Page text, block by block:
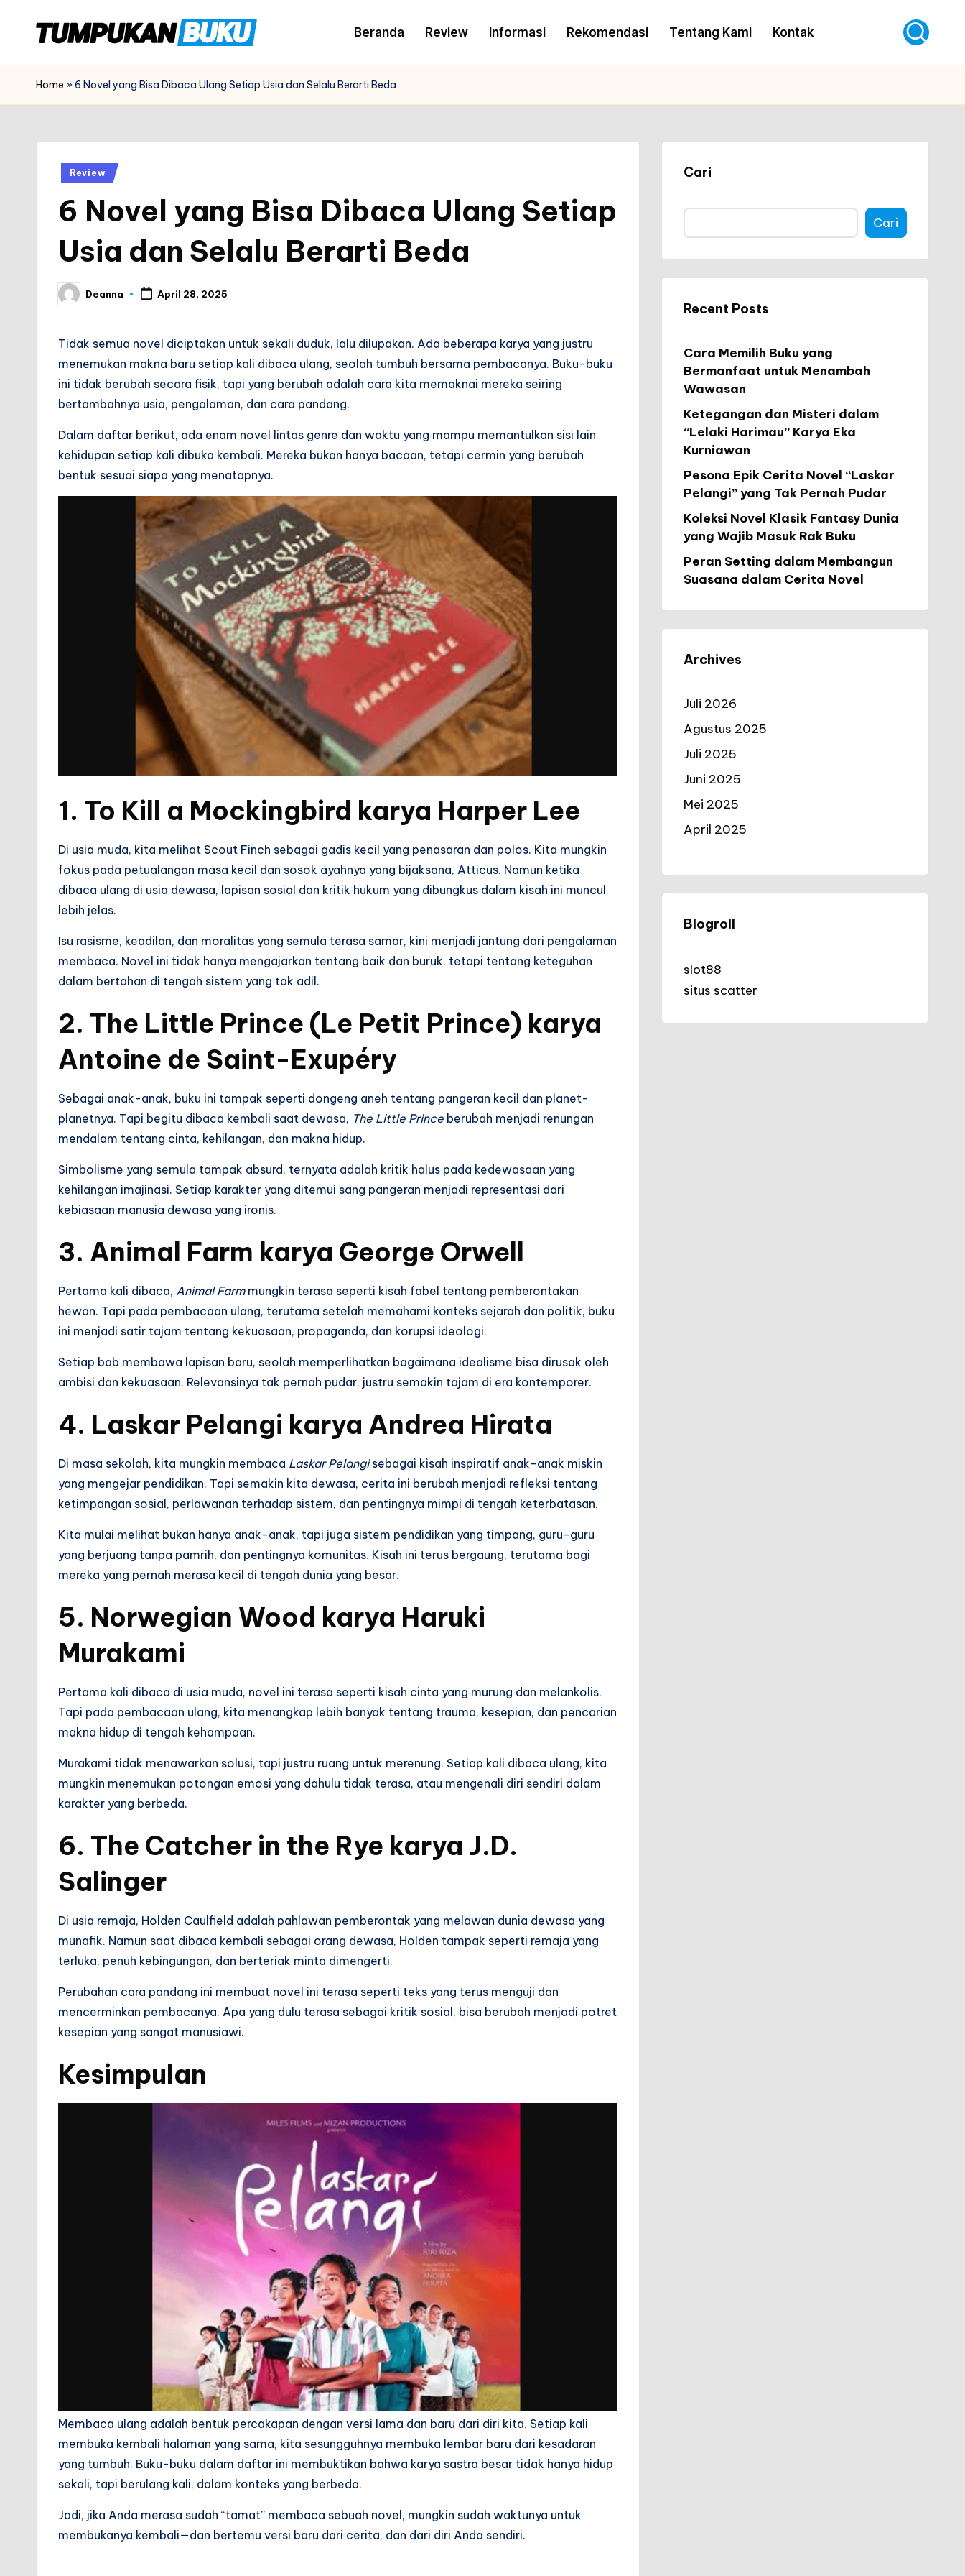
content
t
u
p
Beranda Review Informasi Rekomendasi Tentang Kami Kontak
Home »6 Novel yang Bisa Dibaca Ulang Setiap Usia dan Selalu Berarti Beda
Posted
Review
6 Novel yang Bisa Dibaca Ulang Setiap
Usia dan Selalu Berarti Beda
Posted
by
Deanna April 28, 2025
Tidak semua novel diciptakan untuk sekali duduk, lalu dilupakan. Ada beberapa karya yang justru
menemukan makna baru setiap kali dibaca ulang, seolah tumbuh bersama pembacanya. Buku-buku
ini tidak berubah secara fisik, tapi yang berubah adalah cara kita memaknai mereka seiring
bertambahnya usia, pengalaman, dan cara pandang.
Dalam daftar berikut, ada enam novel lintas genre dan waktu yang mampu memantulkan sisi lain
kehidupan setiap kali dibuka kembali. Mereka bukan hanya bacaan, tetapi cermin yang berubah
bentuk sesuai siapa yang menatapnya.
1. To Kill a Mockingbird karya Harper Lee
Di usia muda, kita melihat Scout Finch sebagai gadis kecil yang penasaran dan polos. Kita mungkin
fokus pada petualangan masa kecil dan sosok ayahnya yang bijaksana, Atticus. Namun ketika
dibaca ulang di usia dewasa, lapisan sosial dan kritik hukum yang dibungkus dalam kisah ini muncul
lebih jelas.
Isu rasisme, keadilan, dan moralitas yang semula terasa samar, kini menjadi jantung dari pengalaman
membaca. Novel ini tidak hanya mengajarkan tentang baik dan buruk, tetapi tentang keteguhan
dalam bertahan di tengah sistem yang tak adil.
2. The Little Prince (Le Petit Prince) karya
Antoine de Saint-Exupéry
Sebagai anak-anak, buku ini tampak seperti dongeng aneh tentang pangeran kecil dan planet-
planetnya. Tapi begitu dibaca kembali saat dewasa, The Little Prince berubah menjadi renungan
mendalam tentang cinta, kehilangan, dan makna hidup.
Simbolisme yang semula tampak absurd, ternyata adalah kritik halus pada kedewasaan yang
kehilangan imajinasi. Setiap karakter yang ditemui sang pangeran menjadi representasi dari
kebiasaan manusia dewasa yang ironis.
3. Animal Farm karya George Orwell
Pertama kali dibaca, Animal Farmmungkin terasa seperti kisah fabel tentang pemberontakan
hewan. Tapi pada pembacaan ulang, terutama setelah memahami konteks sejarah dan politik, buku
ini menjadi satir tajam tentang kekuasaan, propaganda, dan korupsi ideologi.
Setiap bab membawa lapisan baru, seolah memperlihatkan bagaimana idealisme bisa dirusak oleh
ambisi dan kekuasaan. Relevansinya tak pernah pudar, justru semakin tajam di era kontemporer.
4. Laskar Pelangi karya Andrea Hirata
Di masa sekolah, kita mungkin membaca Laskar Pelangisebagai kisah inspiratif anak-anak miskin
yang mengejar pendidikan. Tapi semakin kita dewasa, cerita ini berubah menjadi refleksi tentang
ketimpangan sosial, perlawanan terhadap sistem, dan pentingnya mimpi di tengah keterbatasan.
Kita mulai melihat bukan hanya anak-anak, tapi juga sistem pendidikan yang timpang, guru-guru
yang berjuang tanpa pamrih, dan pentingnya komunitas. Kisah ini terus bergaung, terutama bagi
mereka yang pernah merasa kecil di tengah dunia yang besar.
5. Norwegian Wood karya Haruki
Murakami
Pertama kali dibaca di usia muda, novel ini terasa seperti kisah cinta yang murung dan melankolis.
Tapi pada pembacaan ulang, kita menangkap lebih banyak tentang trauma, kesepian, dan pencarian
makna hidup di tengah kehampaan.
Murakami tidak menawarkan solusi, tapi justru ruang untuk merenung. Setiap kali dibaca ulang, kita
mungkin menemukan potongan emosi yang dahulu tidak terasa, atau mengenali diri sendiri dalam
karakter yang berbeda.
6. The Catcher in the Rye karya J.D.
Salinger
Di usia remaja, Holden Caulfield adalah pahlawan pemberontak yang melawan dunia dewasa yang
munafik. Namun saat dibaca kembali sebagai orang dewasa, Holden tampak seperti remaja yang
terluka, penuh kebingungan, dan berteriak minta dimengerti.
Perubahan cara pandang ini membuat novel ini terasa seperti teks yang terus menguji dan
mencerminkan pembacanya. Apa yang dulu terasa sebagai kritik sosial, bisa berubah menjadi potret
kesepian yang sangat manusiawi.
Kesimpulan
Membaca ulang adalah bentuk percakapan dengan versi lama dan baru dari diri kita. Setiap kali
membuka kembali halaman yang sama, kita sesungguhnya membuka lembar baru dari kesadaran
yang tumbuh. Buku-buku dalam daftar ini membuktikan bahwa karya sastra besar tidak hanya hidup
sekali, tapi berulang kali, dalam konteks yang berbeda.
Jadi, jika Anda merasa sudah “tamat” membaca sebuah novel, mungkin sudah waktunya untuk
membukanya kembali—dan bertemu versi baru dari cerita, dan dari diri Anda sendiri.
Cari
Cari
Recent Posts
Cara Memilih Buku yang
Bermanfaat untuk Menambah
Wawasan
Ketegangan dan Misteri dalam
“Lelaki Harimau” Karya Eka
Kurniawan
Pesona Epik Cerita Novel “Laskar
Pelangi” yang Tak Pernah Pudar
Koleksi Novel Klasik Fantasy Dunia
yang Wajib Masuk Rak Buku
Peran Setting dalam Membangun
Suasana dalam Cerita Novel
Archives
Juli 2026
Agustus 2025
Juli 2025
Juni 2025
Mei 2025
April 2025
Blogroll
slot88
situs scatter